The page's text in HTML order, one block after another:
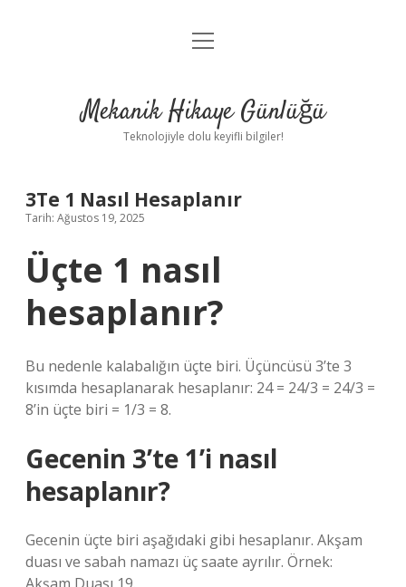
Anasayfa
Yasal Uyarı
menüyü
Mekanik Hikaye Günlüğü
Teknolojiyle dolu keyifli bilgiler!
3Te 1 Nasıl Hesaplanır
Tarih: Ağustos 19, 2025
Üçte 1 nasıl
hesaplanır?
Bu nedenle kalabalığın üçte biri. Üçüncüsü 3’te 3
kısımda hesaplanarak hesaplanır: 24 = 24/3 = 24/3 =
8’in üçte biri = 1/3 = 8.
Gecenin 3’te 1’i nasıl
hesaplanır?
Gecenin üçte biri aşağıdaki gibi hesaplanır. Akşam
duası ve sabah namazı üç saate ayrılır. Örnek: